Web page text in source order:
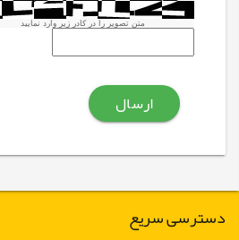
متن تصویر را در کادر زیر وارد نمایید
دسترسی سریع